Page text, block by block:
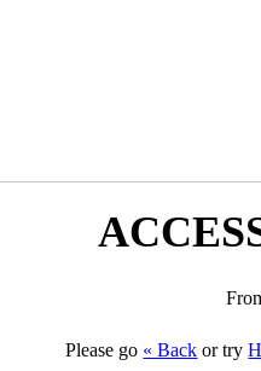
Please go « Back or try